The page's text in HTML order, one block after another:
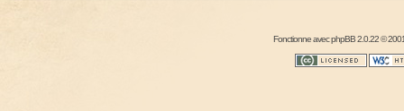
Fonctionne avecphpBB2.0.22 ©